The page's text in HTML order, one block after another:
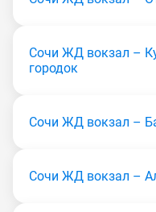
Сочи ЖД вокзал –
городок
Сочи ЖД вокзал –
Сочи ЖД вокзал –